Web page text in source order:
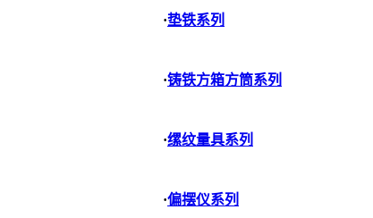
·垫铁系列
·铸铁方箱方筒系列
·缧纹量具系列
·偏摆仪系列